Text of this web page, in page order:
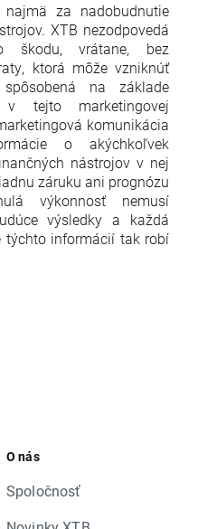
za nadobudnutie
XTB nezodpovedá
škodu, vrátane, bez
ktorá môže vzniknúť
na základe
v tejto marketingovej
komunikácia
o akýchkoľvek
nástrojov v nej
záruku ani prognózu
výkonnosť nemusí
výsledky a každá
týchto informácií tak robí
O nás
Spoločnosť